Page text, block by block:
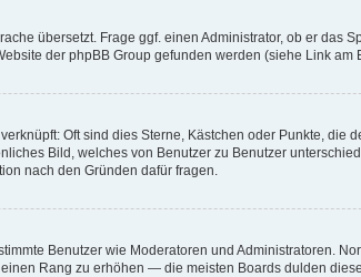
übersetzt. Frage ggf. einen Administrator, ob er das
der phpBB Group gefunden werden (siehe Link am
Oft sind dies Sterne, Kästchen oder Punkte, die
Bild, welches von Benutzer zu Benutzer
nach den Gründen dafür fragen.
Benutzer wie Moderatoren und Administratoren.
Rang zu erhöhen — die meisten Boards dulden